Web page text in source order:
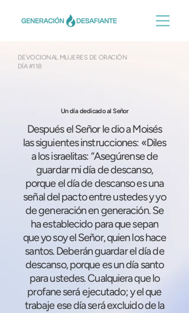
DEVOCIONAL MUJERES DE ORACIÓN
DÍA #118
Un día dedicado al Señor
Después el Señor le dio a Moisés
las siguientes instrucciones: «Diles
a los israelitas: “Asegúrense de
guardar mi día de descanso,
porque el día de descanso es una
señal del pacto entre ustedes y yo
de generación en generación. Se
ha establecido para que sepan
que yo soy el Señor, quien los hace
santos. Deberán guardar el día de
descanso, porque es un día santo
para ustedes. Cualquiera que lo
profane será ejecutado; y el que
trabaje ese día será excluido de la